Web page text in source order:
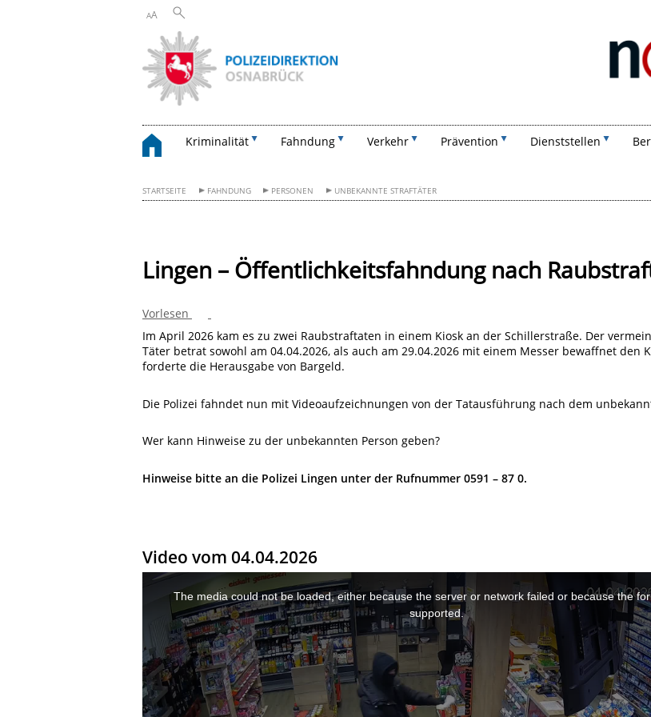
AA
Kriminalität Fahndung Verkehr Prävention Dienststellen
STARTSEITE FAHNDUNG PERSONEN UNBEKANNTE STRAFTÄTER
Lingen – Öffentlichkeitsfahndung nach
Vorlesen
Im April 2026 kam es zu zwei Raubstraftaten in einem Kiosk an der Schillerstraße. Der
Täter betrat sowohl am 04.04.2026, als auch am 29.04.2026 mit einem Messer bewaffnet den
forderte die Herausgabe von Bargeld.
Die Polizei fahndet nun mit Videoaufzeichnungen von der Tatausführung nach dem
Wer kann Hinweise zu der unbekannten Person geben?
Hinweise bitte an die Polizei Lingen unter der Rufnummer 0591 – 87 0.
Video vom 04.04.2026
This
The media could not be loaded, either because the server or network failed or because the
supported.